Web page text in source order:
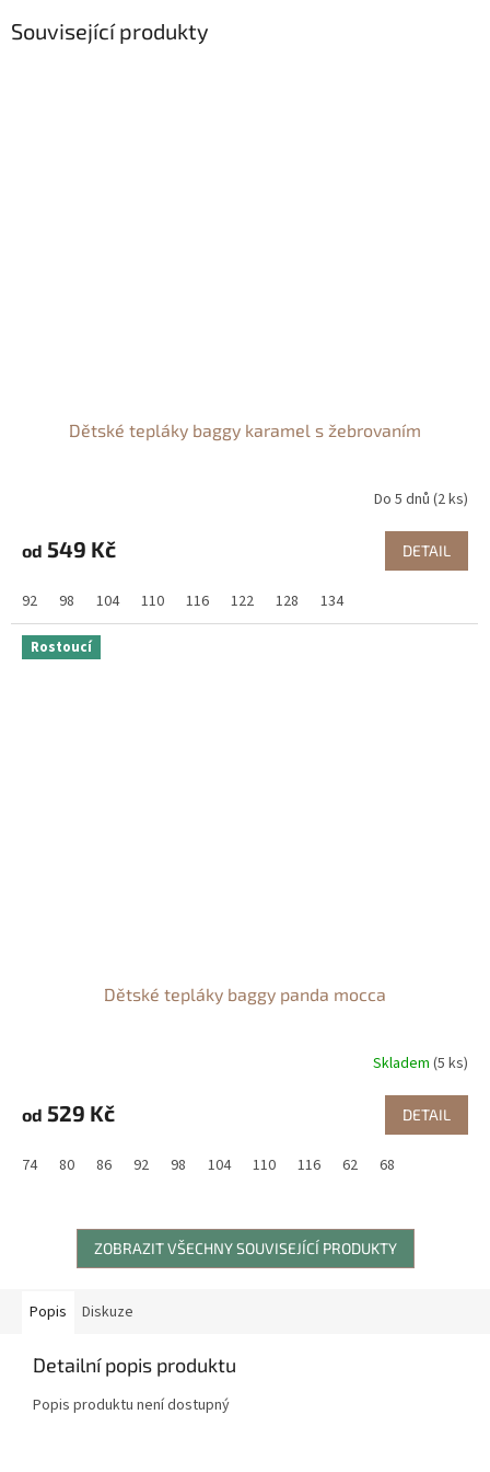
Související produkty
Dětské tepláky baggy karamel s žebrovaním
Do 5 dnů (2 ks)
od 549 Kč DETAIL
92 98 104 110 116 122 128 134
Rostoucí
Dětské tepláky baggy panda mocca
Skladem (5 ks)
od 529 Kč DETAIL
74 80 86 92 98 104 110 116 62 68
ZOBRAZIT VŠECHNY SOUVISEJÍCÍ PRODUKTY
Popis Diskuze
Detailní popis produktu
Popis produktu není dostupný